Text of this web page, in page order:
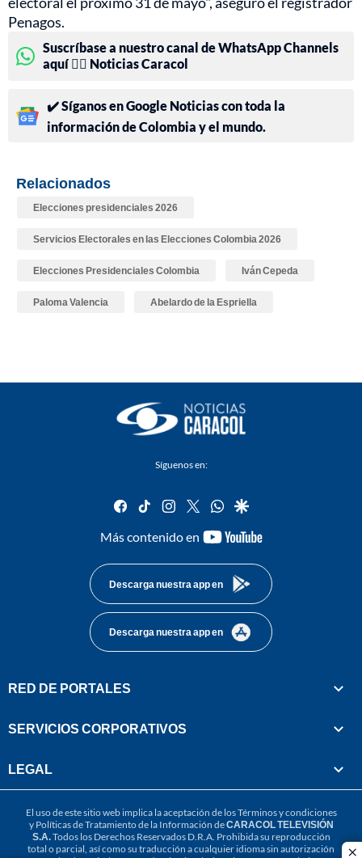
Penagos.
Suscríbase a nuestro canal de WhatsApp Channels
aquí 👉🏻 Noticias Caracol
✔️ Síganos en Google Noticias con toda la
información de Colombia y el mundo.
Relacionados
Elecciones presidenciales 2026
Servicios Electorales en las Elecciones Colombia 2026
Elecciones Presidenciales Colombia Iván Cepeda
Paloma Valencia Abelardo de la Espriella
Síguenos en:
facebook
tiktok instagram
twitterwhatsapp
google
Más contenido en
youtube-
Descarga nuestra app en
Descarga nuestra app en
RED DE PORTALES
SERVICIOS CORPORATIVOS
LEGAL
El uso de este sitio web implica la aceptación de losTérminos y condiciones
y Políticas de Tratamiento de la Información deCARACOL TELEVISIÓN
S.A.Todos los Derechos Reservados D.R.A. Prohibida su reproducción
total o parcial, así como su traducción a cualquier idioma sin autorización